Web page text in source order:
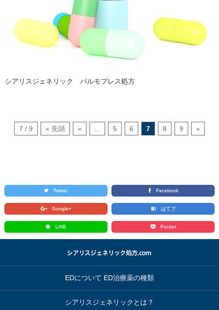
シアリスジェネリック パルモプレス処方
7 / 9 « 先頭 « 5 6 7 8 9 »
Twitter Facebook
Google+ はてブ
LINE Pocket
EDについて ED治療薬の種類
シアリスジェネリックとは？